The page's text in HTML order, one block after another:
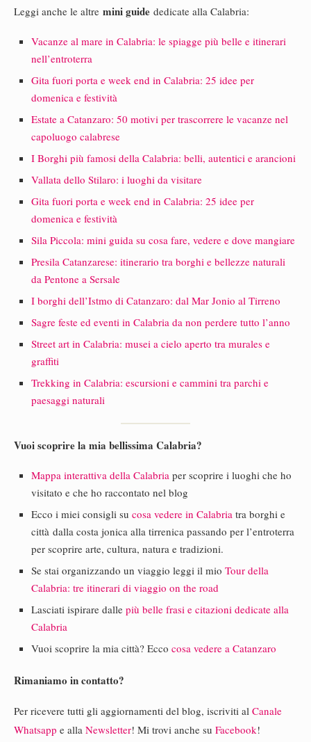
Leggi anche le altre mini guide dedicate alla Calabria:
Vacanze al mare in Calabria: le spiagge più belle e itinerari
nell’entroterra
Gita fuori porta e week end in Calabria: 25 idee per
domenica e festività
Estate a Catanzaro: 50 motivi per trascorrere le vacanze nel
capoluogo calabrese
I Borghi più famosi della Calabria: belli, autentici e arancioni
Vallata dello Stilaro: i luoghi da visitare
Gita fuori porta e week end in Calabria: 25 idee per
domenica e festività
Sila Piccola: mini guida su cosa fare, vedere e dove mangiare
Presila Catanzarese: itinerario tra borghi e bellezze naturali
da Pentone a Sersale
I borghi dell’Istmo di Catanzaro: dal Mar Jonio al Tirreno
Sagre feste ed eventi in Calabria da non perdere tutto l’anno
Street art in Calabria: musei a cielo aperto tra murales e
graffiti
Trekking in Calabria: escursioni e cammini tra parchi e
paesaggi naturali
Vuoi scoprire la mia bellissima Calabria?
Mappa interattiva della Calabria per scoprire i luoghi che ho
visitato e che ho raccontato nel blog
Ecco i miei consigli su cosa vedere in Calabria tra borghi e
città dalla costa jonica alla tirrenica passando per l’entroterra
per scoprire arte, cultura, natura e tradizioni.
Se stai organizzando un viaggio leggi il mio Tour della
Calabria: tre itinerari di viaggio on the road
Lasciati ispirare dalle più belle frasi e citazioni dedicate alla
Calabria
Vuoi scoprire la mia città? Ecco cosa vedere a Catanzaro
Rimaniamo in contatto?
Per ricevere tutti gli aggiornamenti del blog, iscriviti al Canale
Whatsapp e alla Newsletter! Mi trovi anche su Facebook!